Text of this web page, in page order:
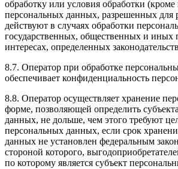
обработку или условия обработки
персональных данных, разрешенных для
действуют в случаях обработки
государственных, общественных и иных
интересах, определенных
8.7. Оператор при обработке
обеспечивает конфиденциальность
8.8. Оператор осуществляет хранение
форме, позволяющей определить
данных, не дольше, чем этого требуют
персональных данных, если срок
данных не установлен федеральным
стороной которого,
по которому является субъект